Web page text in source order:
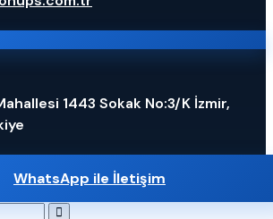
1443 Sokak No:3/K İzmir,
WhatsApp ile İletişim